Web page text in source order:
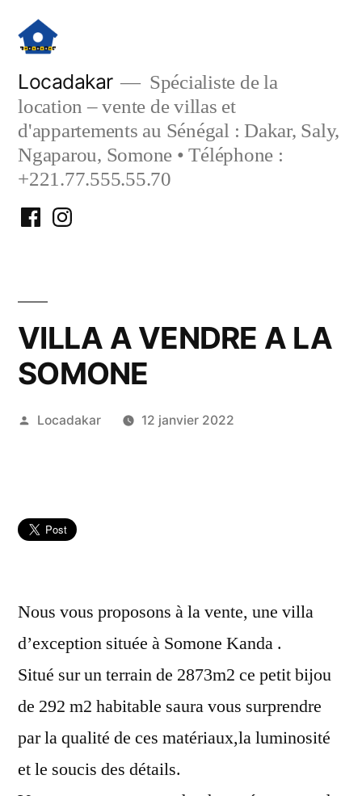
contenu
Locadakar
Spécialiste de la
location – vente de villas et
d'appartements au Sénégal : Dakar, Saly,
Ngaparou, Somone • Téléphone :
+221.77.555.55.70
FacebookInstagram
VILLA A VENDRE A LA
SOMONE
Publié
Locadakar 12 janvier 2022
Nous vous proposons à la vente, une villa
d’exception située à Somone Kanda .
Situé sur un terrain de 2873m2 ce petit bijou
de 292 m2 habitable saura vous surprendre
par la qualité de ces matériaux,la luminosité
et le soucis des détails.